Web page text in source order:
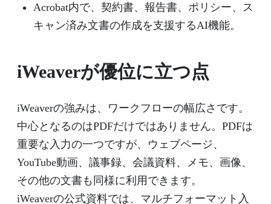
Acrobat内で、契約書、報告書、ポリシー、ス
キャン済み文書の作成を支援するAI機能。
iWeaverが優位に立つ点
iWeaverの強みは、ワークフローの幅広さです。
中心となるのはPDFだけではありません。PDFは
重要な入力の一つですが、ウェブページ、
YouTube動画、議事録、会議資料、メモ、画像、
その他の文書も同様に利用できます。
iWeaverの公式資料では、マルチフォーマット入